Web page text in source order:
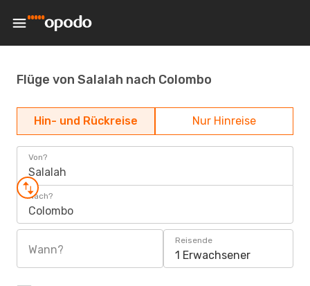
Flüge von Salalah nach Colombo
Hin- und Rückreise Nur Hinreise
Von?
Salalah
Nach?
Colombo
Wann?
Reisende
1 Erwachsener